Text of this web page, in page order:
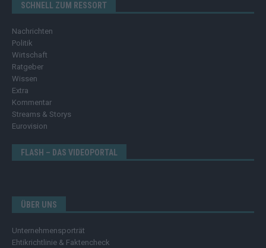
SCHNELL ZUM RESSORT
Nachrichten
Politik
Wirtschaft
Ratgeber
Wissen
Extra
Kommentar
Streams & Storys
Eurovision
FLASH – DAS VIDEOPORTAL
ÜBER UNS
Unternehmensporträt
Ehtikrichtlinie & Faktencheck